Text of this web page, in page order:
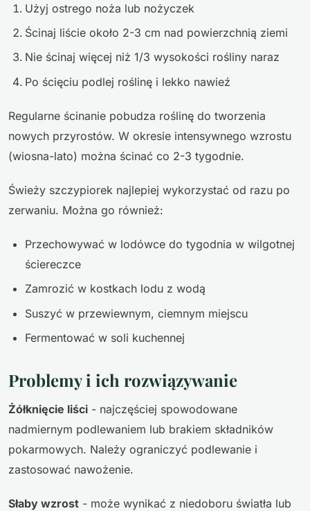
Użyj ostrego noża lub nożyczek
Ścinaj liście około 2-3 cm nad powierzchnią ziemi
Nie ścinaj więcej niż 1/3 wysokości rośliny naraz
Po ścięciu podlej roślinę i lekko nawieź
Regularne ścinanie pobudza roślinę do tworzenia
nowych przyrostów. W okresie intensywnego wzrostu
(wiosna-lato) można ścinać co 2-3 tygodnie.
Świeży szczypiorek najlepiej wykorzystać od razu po
zerwaniu. Można go również:
Przechowywać w lodówce do tygodnia w wilgotnej
ściereczce
Zamrozić w kostkach lodu z wodą
Suszyć w przewiewnym, ciemnym miejscu
Fermentować w soli kuchennej
Problemy i ich rozwiązywanie
Żółknięcie liści - najczęściej spowodowane
nadmiernym podlewaniem lub brakiem składników
pokarmowych. Należy ograniczyć podlewanie i
zastosować nawożenie.
Słaby wzrost - może wynikać z niedoboru światła lub